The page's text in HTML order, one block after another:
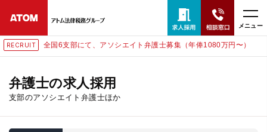
メニュー
RECRUIT 全国6支部にて、アソシエイト弁護士募集（年俸1080万円〜）
弁護士の求人採用
支部のアソシエイト弁護士ほか
24時間365日全国対応
無料相談窓口はこちら